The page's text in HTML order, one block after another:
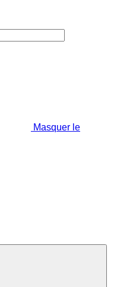
Masquer le